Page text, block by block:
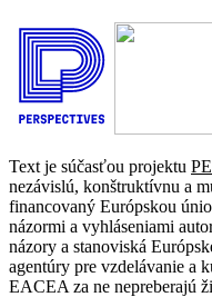
Text je súčasťou projektu
nezávislú, konštruktívnu a
financovaný Európskou
názormi a vyhláseniami
názory a stanoviská
agentúry pre vzdelávanie a
EACEA za ne nepreberajú